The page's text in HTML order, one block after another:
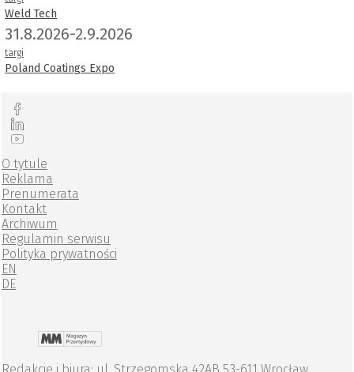
Weld Tech
31.8.2026-2.9.2026
targi
Poland Coatings Expo
O tytule
Reklama
Prenumerata
Kontakt
Archiwum
Regulamin serwisu
Polityka prywatności
EN
DE